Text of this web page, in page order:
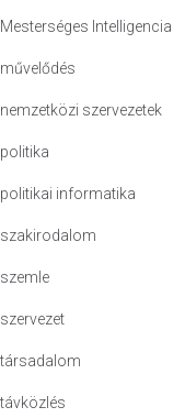
Mesterséges Intelligencia
művelődés
nemzetközi szervezetek
politika
politikai informatika
szakirodalom
szemle
szervezet
társadalom
távközlés